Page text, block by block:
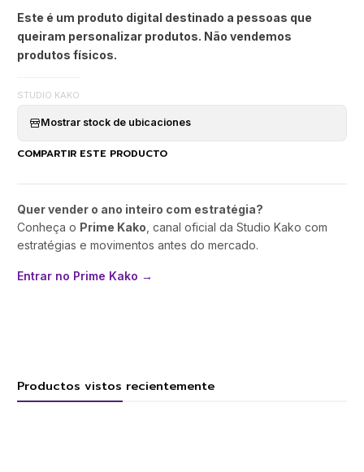
Este é um produto digital destinado a pessoas que
queiram personalizar produtos. Não vendemos
produtos físicos.
STUDIO KAKO
Mostrar stock de ubicaciones
COMPARTIR ESTE PRODUCTO
Quer vender o ano inteiro com estratégia?
Conheça o Prime Kako , canal oficial da Studio Kako com
estratégias e movimentos antes do mercado.
Entrar no Prime Kako →
Productos vistos recientemente